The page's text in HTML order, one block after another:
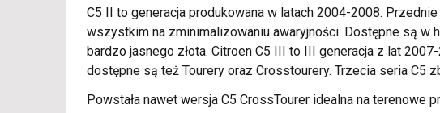
C5 II to generacja produkowana w latach 2004-2008.
wszystkim na zminimalizowaniu awaryjności. Dostępne są w
bardzo jasnego złota. Citroen C5 III to III generacja z lat
dostępne są też Tourery oraz Crosstourery. Trzecia seria C5
Powstała nawet wersja C5 CrossTourer idealna na terenowe